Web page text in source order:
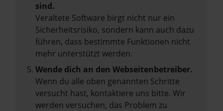
sind.
Veraltete Software birgt nicht nur ein
Sicherheitsrisiko, sondern kann auch dazu
führen, dass bestimmte Funktionen nicht
mehr unterstützt werden.
Wende dich an den Webseitenbetreiber.
Wenn du alle oben genannten Schritte
versucht hast, kontaktiere uns bitte. Wir
werden versuchen, das Problem zu